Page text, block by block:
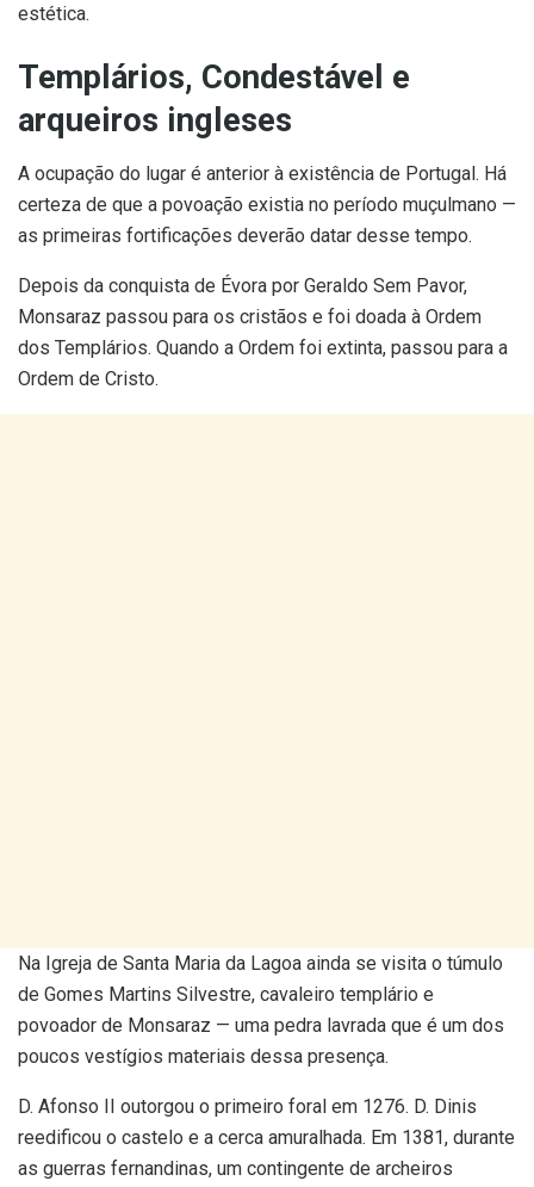
estética.
Templários, Condestável e
arqueiros ingleses
A ocupação do lugar é anterior à existência de Portugal. Há
certeza de que a povoação existia no período muçulmano —
as primeiras fortificações deverão datar desse tempo.
Depois da conquista de Évora por Geraldo Sem Pavor,
Monsaraz passou para os cristãos e foi doada à Ordem
dos Templários. Quando a Ordem foi extinta, passou para a
Ordem de Cristo.
Na Igreja de Santa Maria da Lagoa ainda se visita o túmulo
de Gomes Martins Silvestre, cavaleiro templário e
povoador de Monsaraz — uma pedra lavrada que é um dos
poucos vestígios materiais dessa presença.
D. Afonso II outorgou o primeiro foral em 1276. D. Dinis
reedificou o castelo e a cerca amuralhada. Em 1381, durante
as guerras fernandinas, um contingente de archeiros